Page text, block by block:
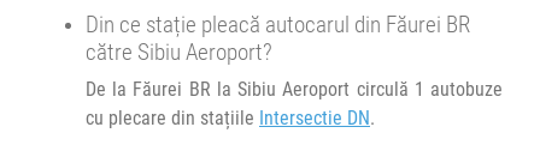
Galati - Focsani - Brasov
Din ce stație pleacă autocarul din Făurei BR
către Sibiu Aeroport?
De la Făurei BR la Sibiu Aeroport circulă 1 autobuze
cu plecare din stațiile Intersectie DN.